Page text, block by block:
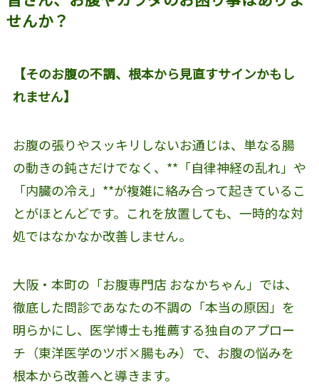
せんか？
【そのお腹の不調、根本から見直すサインかもし
れません】
お腹の張りやスッキリしないお通じは、単なる腸
の動きの鈍さだけでなく、**「自律神経の乱れ」や
「内臓の冷え」**が複雑に絡み合って起きているこ
とがほとんどです。これを放置しても、一時的な対
処ではなかなか改善しません。
大阪・本町の「お腹専門店 おなかちゃん」では、
徹底した問診であなたの不調の「本当の原因」を
明らかにし、医学博士も推薦する独自のアプロー
チ（東洋医学のツボ×腸もみ）で、お腹の悩みを
根本から改善へと導きます。